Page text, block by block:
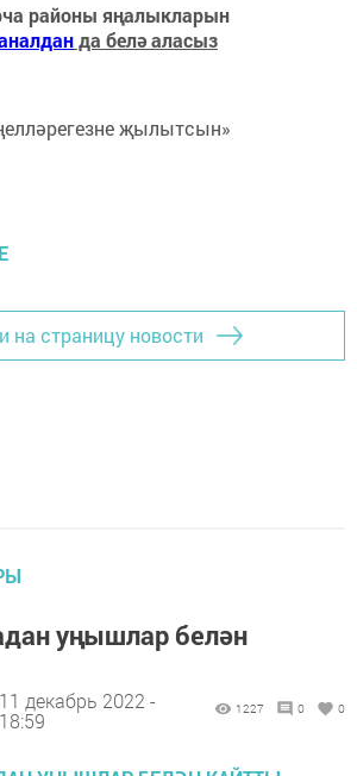
районы яңалыкларын
да белә аласыз
на страницу новости
уңышлар белән
11 декабрь 2022 -
18:59
1227 0 0